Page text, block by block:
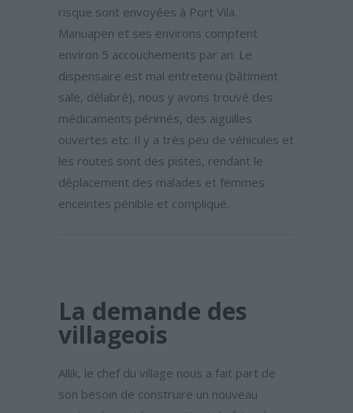
risque sont envoyées à Port Vila.
Manuapen et ses environs comptent
environ 5 accouchements par an. Le
dispensaire est mal entretenu (bâtiment
sale, délabré), nous y avons trouvé des
médicaments périmés, des aiguilles
ouvertes etc. Il y a très peu de véhicules et
les routes sont des pistes, rendant le
déplacement des malades et femmes
enceintes pénible et compliqué.
La demande des
villageois
Allik, le chef du village nous a fait part de
son besoin de construire un nouveau